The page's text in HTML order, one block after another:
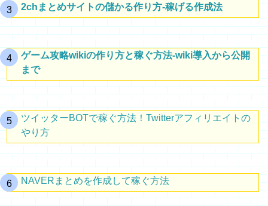
2chまとめサイトの儲かる作り方-稼げる作成法
ゲーム攻略wikiの作り方と稼ぐ方法-wiki導入から公開
まで
ツイッターBOTで稼ぐ方法！Twitterアフィリエイトの
やり方
NAVERまとめを作成して稼ぐ方法